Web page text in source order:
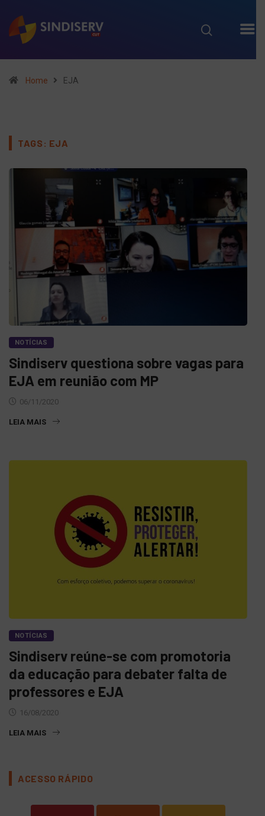
Home EJA
TAGS: EJA
NOTÍCIAS
Sindiserv questiona sobre vagas para
EJA em reunião com MP
06/11/2020
LEIA MAIS
NOTÍCIAS
Sindiserv reúne-se com promotoria
da educação para debater falta de
professores e EJA
16/08/2020
LEIA MAIS
ACESSO RÁPIDO